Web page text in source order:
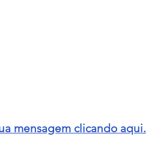
mensagem clicando aqui.